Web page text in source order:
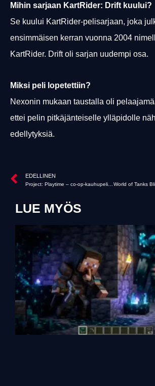
Mihin sarjaan KartRider: Drift kuului?
Se kuului KartRider-pelisarjaan, joka
ensimmäisen kerran vuonna 2004
KartRider. Drift oli sarjan uudempi osa.
Miksi peli lopetettiin?
Nexonin mukaan taustalla oli
ettei pelin pitkäjänteiselle ylläpidolle
edellytyksiä.
EDELLINEN
LUE MYÖS